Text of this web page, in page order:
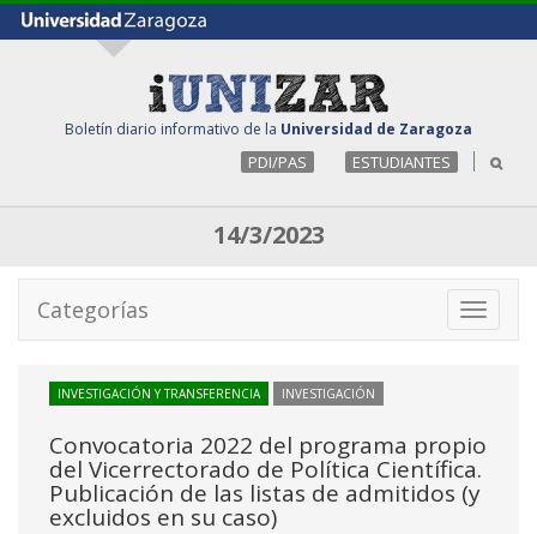
Boletín diario informativo de la Universidad de Zaragoza
PDI/PAS ESTUDIANTES
14/3/2023
Toggle
Categorías
INVESTIGACIÓN Y TRANSFERENCIA INVESTIGACIÓN
Convocatoria 2022 del programa propio
del Vicerrectorado de Política Científica.
Publicación de las listas de admitidos (y
excluidos en su caso)